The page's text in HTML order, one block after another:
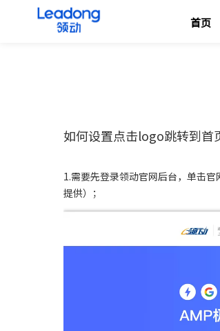
首页
如何设置点击logo跳转到首
1.需要先登录领动官网后台，单击
提供）；